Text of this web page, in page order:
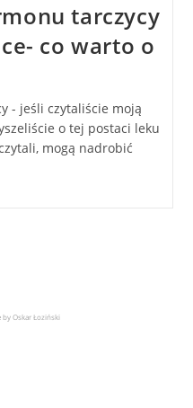
tarczycy
co warto o
- jeśli czytaliście moją
o tej postaci leku
mogą nadrobić
Oskar Łoziński